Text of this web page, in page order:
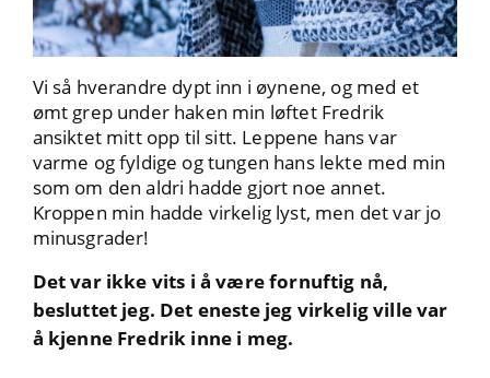
Vi så hverandre dypt inn i øynene, og med et
ømt grep under haken min løftet Fredrik
ansiktet mitt opp til sitt. Leppene hans var
varme og fyldige og tungen hans lekte med min
som om den aldri hadde gjort noe annet.
Kroppen min hadde virkelig lyst, men det var jo
minusgrader!
Det var ikke vits i å være fornuftig nå,
besluttet jeg. Det eneste jeg virkelig ville var
å kjenne Fredrik inne i meg.